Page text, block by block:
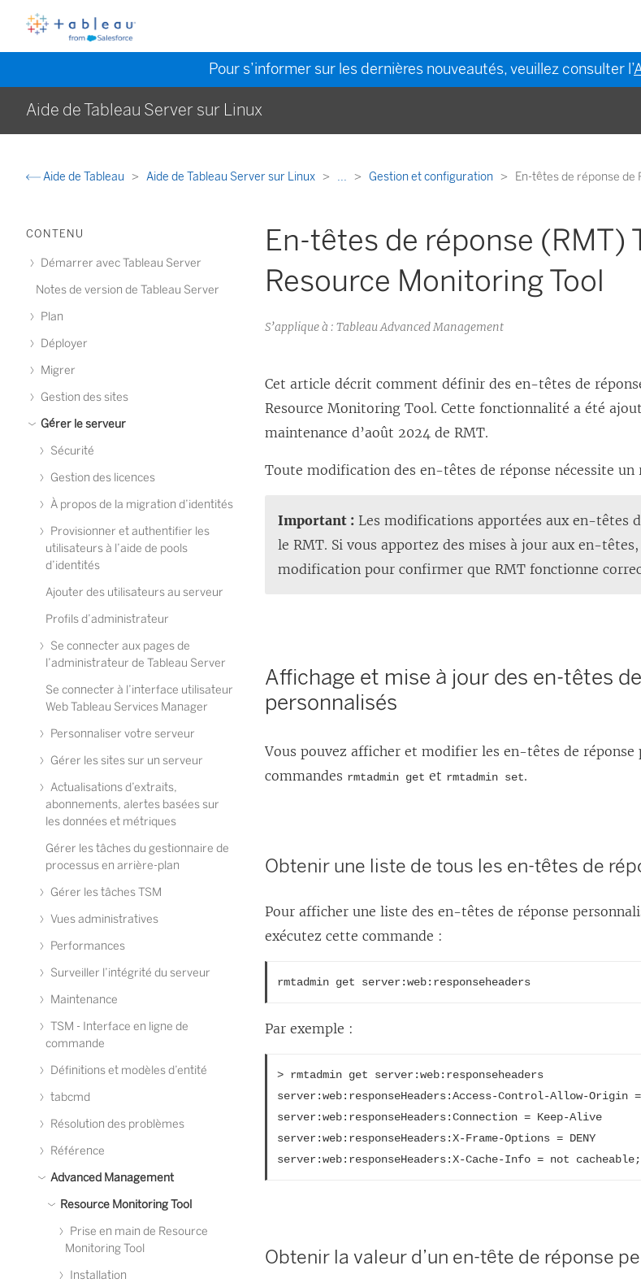
Pour s’informer sur les dernières nouveautés, veuillez consulter l’
Aide de Tableau Server sur Linux
Aide de Tableau Aide de Tableau Server sur Linux ... Gestion et configuration En-têtes de réponse de
CONTENU
Démarrer avec Tableau Server
Notes de version de Tableau Server
Plan
Déployer
Migrer
Gestion des sites
Gérer le serveur
Sécurité
Gestion des licences
À propos de la migration d’identités
Provisionner et authentifier les
utilisateurs à l’aide de pools
d’identités
Ajouter des utilisateurs au serveur
Profils d’administrateur
Se connecter aux pages de
l’administrateur de Tableau Server
Se connecter à l’interface utilisateur
Web Tableau Services Manager
Personnaliser votre serveur
Gérer les sites sur un serveur
Actualisations d’extraits,
abonnements, alertes basées sur
les données et métriques
Gérer les tâches du gestionnaire de
processus en arrière-plan
Gérer les tâches TSM
Vues administratives
Performances
Surveiller l’intégrité du serveur
Maintenance
TSM - Interface en ligne de
commande
Définitions et modèles d’entité
tabcmd
Résolution des problèmes
Référence
Advanced Management
Resource Monitoring Tool
Prise en main de Resource
Monitoring Tool
Installation
En-têtes de réponse (RMT)
Resource Monitoring Tool
S’applique à : Tableau Advanced Management
Cet article décrit comment définir des en-têtes de
Resource Monitoring Tool. Cette fonctionnalité a été
maintenance d’août 2024 de RMT.
Toute modification des en-têtes de réponse nécessite un
Important : Les modifications apportées aux en-têtes
le RMT. Si vous apportez des mises à jour aux en-
modification pour confirmer que RMT fonctionne
Affichage et mise à jour des en-têtes
personnalisés
Vous pouvez afficher et modifier les en-têtes de réponse
commandes rmtadmin get et rmtadmin set.
Obtenir une liste de tous les en-têtes de
Pour afficher une liste des en-têtes de réponse
exécutez cette commande :
rmtadmin get server:web:responseheaders
Par exemple :
> rmtadmin get server:web:responseheaders
server:web:responseHeaders:Access-Control-Allow-Origin
server:web:responseHeaders:Connection = Keep-Alive
server:web:responseHeaders:X-Frame-Options = DENY
server:web:responseHeaders:X-Cache-Info = not
Obtenir la valeur d’un en-tête de réponse